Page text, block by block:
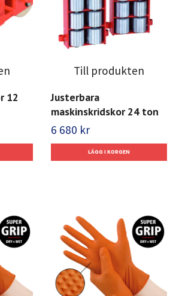
12
Till produkten
Justerbara
maskinskridskor 24 ton
6 680 kr